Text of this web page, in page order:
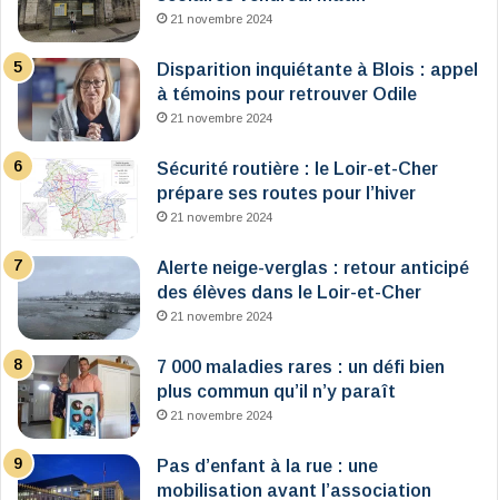
21 novembre 2024
Disparition inquiétante à Blois : appel
à témoins pour retrouver Odile
21 novembre 2024
Sécurité routière : le Loir-et-Cher
prépare ses routes pour l’hiver
21 novembre 2024
Alerte neige-verglas : retour anticipé
des élèves dans le Loir-et-Cher
21 novembre 2024
7 000 maladies rares : un défi bien
plus commun qu’il n’y paraît
21 novembre 2024
Pas d’enfant à la rue : une
mobilisation avant l’association